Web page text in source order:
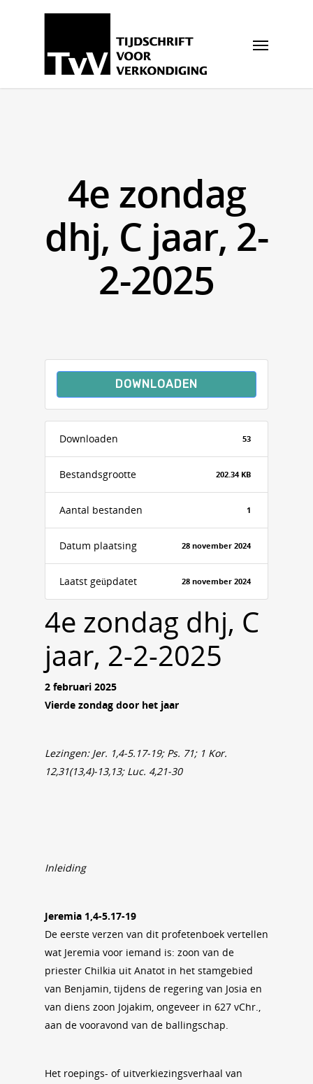
4e zondag
dhj, C jaar, 2-
2-2025
DOWNLOADEN
Downloaden 53
Bestandsgrootte 202.34 KB
Aantal bestanden 1
Datum plaatsing 28 november 2024
Laatst geüpdatet 28 november 2024
4e zondag dhj, C
jaar, 2-2-2025
2 februari 2025
Vierde zondag door het jaar
Lezingen: Jer. 1,4-5.17-19; Ps. 71; 1 Kor.
12,31(13,4)-13,13; Luc. 4,21-30
Inleiding
Jeremia 1,4-5.17-19
De eerste verzen van dit profetenboek vertellen
wat Jeremia voor iemand is: zoon van de
priester Chilkia uit Anatot in het stamgebied
van Benjamin, tijdens de regering van Josia en
van diens zoon Jojakim, ongeveer in 627 vChr.,
aan de vooravond van de ballingschap.
Het roepings- of uitverkiezingsverhaal van